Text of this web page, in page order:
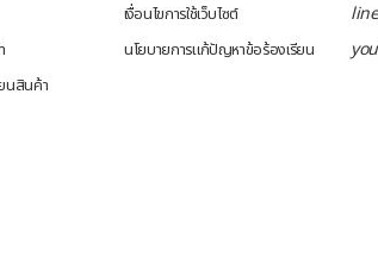
นสินค้า
เงื่อนไขการใช้เว็บไซต์
นโยบายการแก้ปัญหาข้อร้องเรียน
line